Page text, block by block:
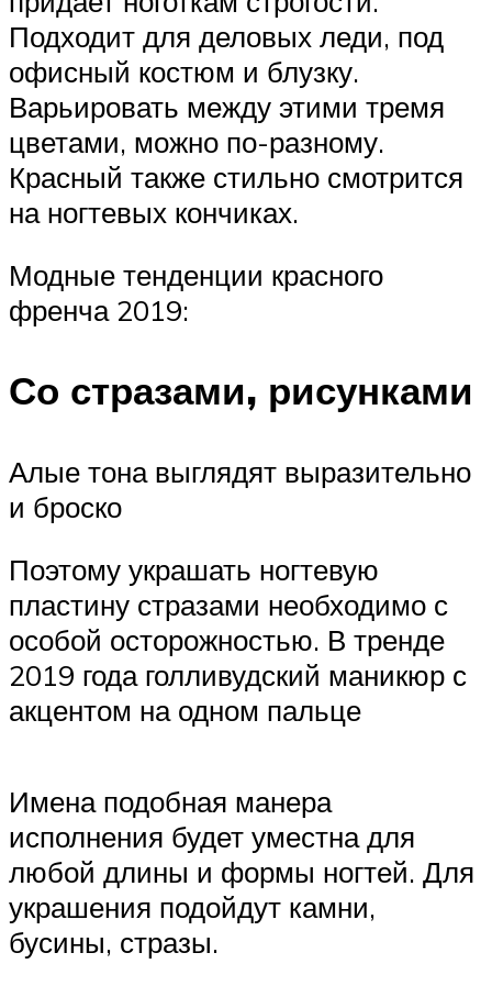
Подходит для деловых леди, под
офисный костюм и блузку.
Варьировать между этими тремя
цветами, можно по-разному.
Красный также стильно смотрится
на ногтевых кончиках.
Модные тенденции красного
френча 2019:
Со стразами, рисунками
Алые тона выглядят выразительно
и броско
Поэтому украшать ногтевую
пластину стразами необходимо с
особой осторожностью. В тренде
2019 года голливудский маникюр с
акцентом на одном пальце
Имена подобная манера
исполнения будет уместна для
любой длины и формы ногтей. Для
украшения подойдут камни,
бусины, стразы.